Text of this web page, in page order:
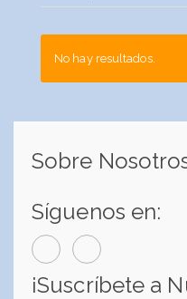
No hay resultados.
Sobre
Síguenos en:
¡Suscríbete a